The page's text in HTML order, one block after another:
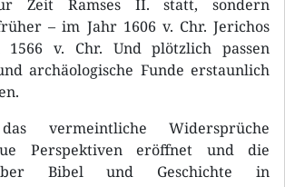
Zeit Ramses II. statt, sondern
– im Jahr 1606 v. Chr. Jerichos
v. Chr. Und plötzlich passen
archäologische Funde erstaunlich
vermeintliche Widersprüche
Perspektiven eröffnet und die
Bibel und Geschichte in